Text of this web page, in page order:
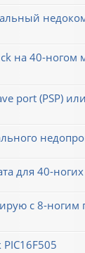
на 40-ногом
port (PSP)
для 40-
с 8-ногим